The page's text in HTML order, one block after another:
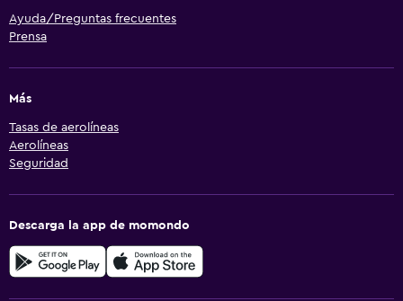
Ayuda/Preguntas frecuentes
Prensa
Más
Tasas de aerolíneas
Aerolíneas
Seguridad
Descarga la app de momondo